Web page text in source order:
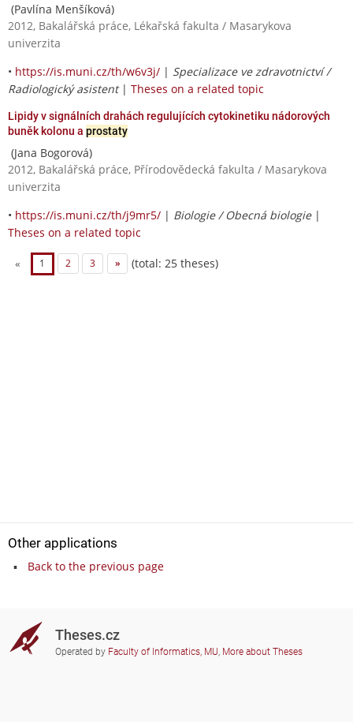
(Pavlína Menšíková)
2012, Bakalářská práce, Lékařská fakulta / Masarykova
univerzita
• https://is.muni.cz/th/w6v3j/ | Specializace ve zdravotnictví /
Radiologický asistent| Theses on a related topic
Lipidy v signálních drahách regulujících cytokinetiku nádorových
buněk kolonu a prostaty
(Jana Bogorová)
2012, Bakalářská práce, Přírodovědecká fakulta / Masarykova
univerzita
• https://is.muni.cz/th/j9mr5/ | Biologie / Obecná biologie|
Theses on a related topic
« 1 2 3 » (total: 25 theses)
Other applications
Back to the previous page
Theses.cz
Operated by Faculty of Informatics, MU, More about Theses